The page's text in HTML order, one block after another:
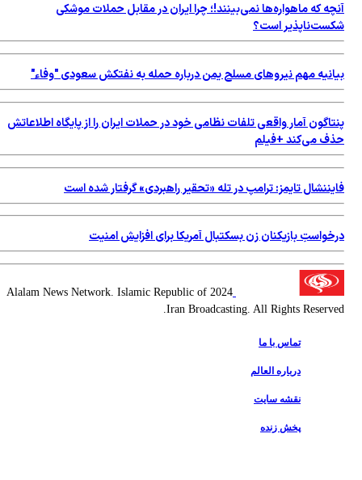
آنچه که ماهواره‌ها نمی‌بینند!؛ چرا ایران در مقابل حملات موشکی
شکست‌ناپذیر است؟
بیانیه مهم نیروهای مسلح یمن درباره حمله به نفتکش سعودی "وفاء"
پنتاگون آمار واقعی تلفات نظامی خود در حملات ایران را از پایگاه اطلاعاتش
حذف می‌کند +فیلم
فایننشال تایمز: ترامپ در تله «تحقیر راهبردی» گرفتار شده است
درخواستِ بازیکنان زن بسکتبال آمریکا برای افزایش امنیت
2024 Alalam News Network. Islamic Republic of
Iran Broadcasting. All Rights Reserved.
تماس با ما
درباره العالم
نقشه سایت
پخش زنده